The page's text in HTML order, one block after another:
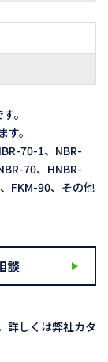
。
。
70-1、NBR-
70、HNBR-
FKM-90、その他
談
詳しくは弊社カタ